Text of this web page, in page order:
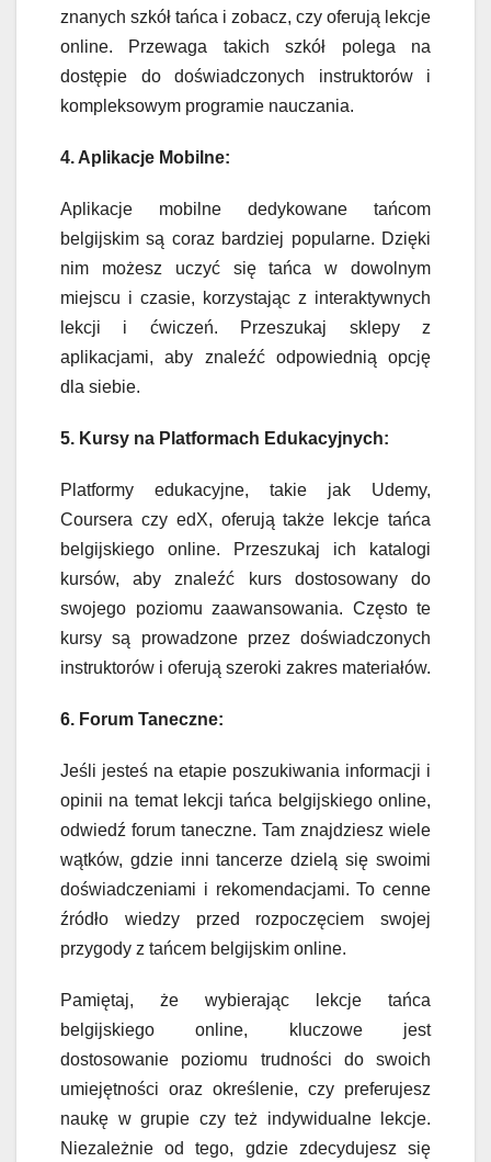
znanych szkół tańca i zobacz, czy oferują lekcje
online. Przewaga takich szkół polega na
dostępie do doświadczonych instruktorów i
kompleksowym programie nauczania.
4. Aplikacje Mobilne:
Aplikacje mobilne dedykowane tańcom
belgijskim są coraz bardziej popularne. Dzięki
nim możesz uczyć się tańca w dowolnym
miejscu i czasie, korzystając z interaktywnych
lekcji i ćwiczeń. Przeszukaj sklepy z
aplikacjami, aby znaleźć odpowiednią opcję
dla siebie.
5. Kursy na Platformach Edukacyjnych:
Platformy edukacyjne, takie jak Udemy,
Coursera czy edX, oferują także lekcje tańca
belgijskiego online. Przeszukaj ich katalogi
kursów, aby znaleźć kurs dostosowany do
swojego poziomu zaawansowania. Często te
kursy są prowadzone przez doświadczonych
instruktorów i oferują szeroki zakres materiałów.
6. Forum Taneczne:
Jeśli jesteś na etapie poszukiwania informacji i
opinii na temat lekcji tańca belgijskiego online,
odwiedź forum taneczne. Tam znajdziesz wiele
wątków, gdzie inni tancerze dzielą się swoimi
doświadczeniami i rekomendacjami. To cenne
źródło wiedzy przed rozpoczęciem swojej
przygody z tańcem belgijskim online.
Pamiętaj, że wybierając lekcje tańca
belgijskiego online, kluczowe jest
dostosowanie poziomu trudności do swoich
umiejętności oraz określenie, czy preferujesz
naukę w grupie czy też indywidualne lekcje.
Niezależnie od tego, gdzie zdecydujesz się